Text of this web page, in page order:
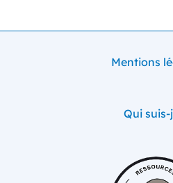
Mentions
Qui suis-